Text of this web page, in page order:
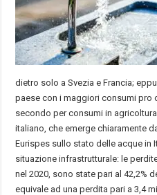
dietro solo a Svezia e Francia;
paese con i maggiori consumi pro
secondo per consumi in
italiano, che emerge chiaramente
Eurispes sullo stato delle acque in
situazione infrastrutturale: le
nel 2020, sono state pari al 42,2%
equivale ad una perdita pari a 3,4